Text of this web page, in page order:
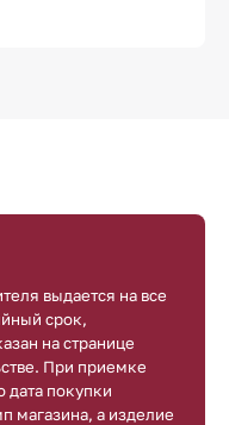
выдается на все
срок,
на странице
При приемке
дата покупки
магазина, а изделие